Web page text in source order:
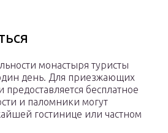
монастыря туристы
день. Для приезжающих
бесплатное
и паломники могут
гостинице или частном